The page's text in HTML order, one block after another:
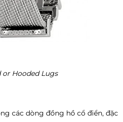
or Hooded Lugs
các dòng đồng hồ cổ điển, đặc